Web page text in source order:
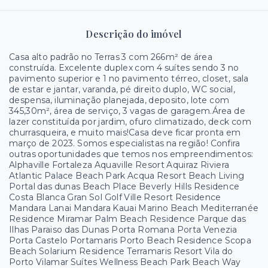
Descrição do imóvel
Casa alto padrão no Terras 3 com 266m² de área
construída. Excelente duplex com 4 suítes sendo 3 no
pavimento superior e 1 no pavimento térreo, closet, sala
de estar e jantar, varanda, pé direito duplo, WC social,
despensa, iluminação planejada, deposito, lote com
345,30m², área de serviço, 3 vagas de garagem.Área de
lazer constituída por jardim, ofuro climatizado, deck com
churrasqueira, e muito mais!Casa deve ficar pronta em
março de 2023. Somos especialistas na região! Confira
outras oportunidades que temos nos empreendimentos:
Alphaville Fortaleza Aquaville Resort Aquiraz Riviera
Atlantic Palace Beach Park Acqua Resort Beach Living
Portal das dunas Beach Place Beverly Hills Residence
Costa Blanca Gran Sol Golf Ville Resort Residence
Mandara Lanai Mandara Kauai Marino Beach Mediterranée
Residence Miramar Palm Beach Residence Parque das
Ilhas Paraiso das Dunas Porta Romana Porta Venezia
Porta Castelo Portamaris Porto Beach Residence Scopa
Beach Solarium Residence Terramaris Resort Vila do
Porto Vilamar Suítes Wellness Beach Park Beach Way